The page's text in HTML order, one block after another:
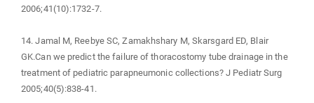
2006;41(10):1732-7.
14. Jamal M, Reebye SC, Zamakhshary M, Skarsgard ED, Blair
GK.Can we predict the failure of thoracostomy tube drainage in the
treatment of pediatric parapneumonic collections? J Pediatr Surg
2005;40(5):838-41.